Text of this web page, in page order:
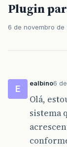
Plugin
6 de novembro de
E
ealbino6
Olá,
sistema